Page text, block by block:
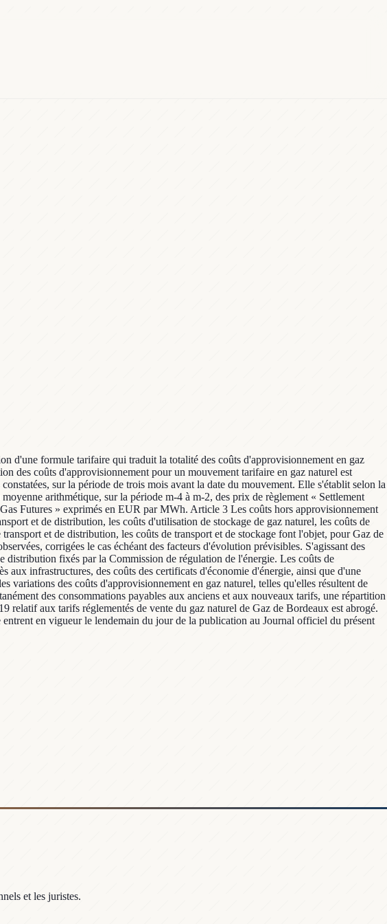
d'une formule tarifaire qui traduit la totalité des coûts d'approvisionnement en gaz
des coûts d'approvisionnement pour un mouvement tarifaire en gaz naturel est
sur la période de trois mois avant la date du mouvement. Elle s'établit selon la
arithmétique, sur la période m-4 à m-2, des prix de règlement « Settlement
Futures » exprimés en EUR par MWh. Article 3 Les coûts hors approvisionnement
et de distribution, les coûts d'utilisation de stockage de gaz naturel, les coûts de
et de distribution, les coûts de transport et de stockage font l'objet, pour Gaz de
corrigées le cas échéant des facteurs d'évolution prévisibles. S'agissant des
distribution fixés par la Commission de régulation de l'énergie. Les coûts de
aux infrastructures, des coûts des certificats d'économie d'énergie, ainsi que d'une
variations des coûts d'approvisionnement en gaz naturel, telles qu'elles résultent de
des consommations payables aux anciens et aux nouveaux tarifs, une répartition
aux tarifs réglementés de vente du gaz naturel de Gaz de Bordeaux est abrogé.
en vigueur le lendemain du jour de la publication au Journal officiel du présent
et les juristes.